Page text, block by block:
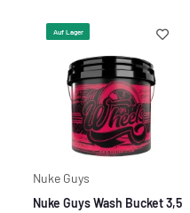
Auf Lager
Nuke Guys
Nuke Guys Wash Bucket 3,5